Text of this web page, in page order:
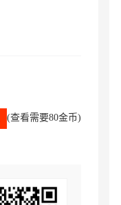
(查看需要80金币)